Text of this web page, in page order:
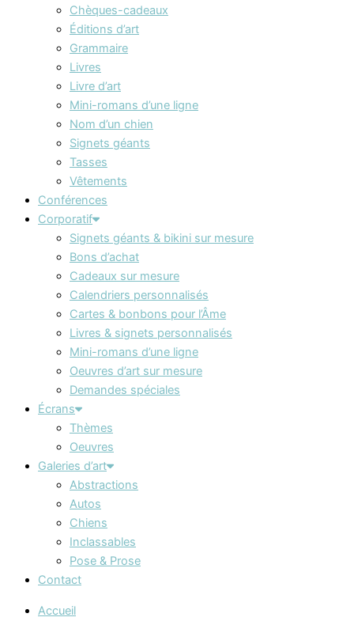
Chèques-cadeaux
Éditions d’art
Grammaire
Livres
Livre d’art
Mini-romans d’une ligne
Nom d’un chien
Signets géants
Tasses
Vêtements
Conférences
Corporatif
Signets géants & bikini sur mesure
Bons d’achat
Cadeaux sur mesure
Calendriers personnalisés
Cartes & bonbons pour l’Âme
Livres & signets personnalisés
Mini-romans d’une ligne
Oeuvres d’art sur mesure
Demandes spéciales
Écrans
Thèmes
Oeuvres
Galeries d’art
Abstractions
Autos
Chiens
Inclassables
Pose & Prose
Contact
Accueil